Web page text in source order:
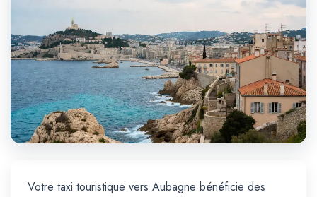
Votre taxi touristique vers Aubagne bénéficie des